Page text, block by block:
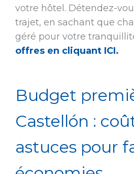
votre hôtel. Détendez-
trajet, en sachant que
géré pour votre
offres en cliquant ICI.
Budget
Castellón :
astuces pour